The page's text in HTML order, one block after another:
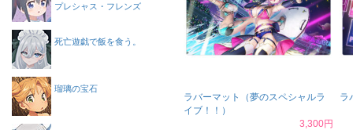
ラバーマット（夢のスペシャルラ
イブ！！）
3,300円
ラ
プレシャス・フレンズ
死亡遊戯で飯を食う。
瑠璃の宝石